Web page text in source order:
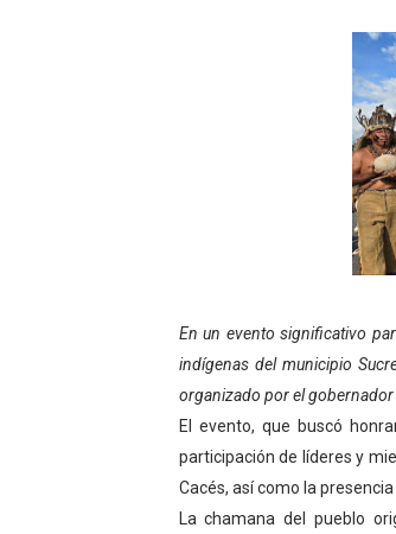
Gobierno
Niños
Hospital
Instituto
Fortalecen
Campo
En un evento significativo
indígenas del municipio
organizado por el gobernador
El evento, que buscó
participación de líderes y
Cacés, así como la
La chamana del pueblo